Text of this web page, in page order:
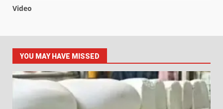
Video
YOU MAY HAVE MISSED